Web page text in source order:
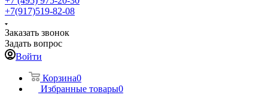
+7(917)519-82-08
Заказать звонок
Задать вопрос
Войти
Корзина0
Избранные товары0